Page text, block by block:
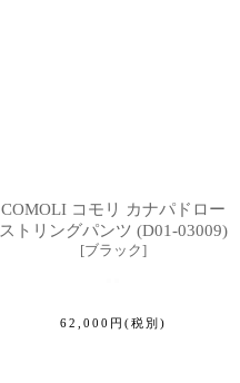
COMOLI コモリ カナパドロー
ストリングパンツ (D01-03009)
[ブラック]
62,000 円 (税別)